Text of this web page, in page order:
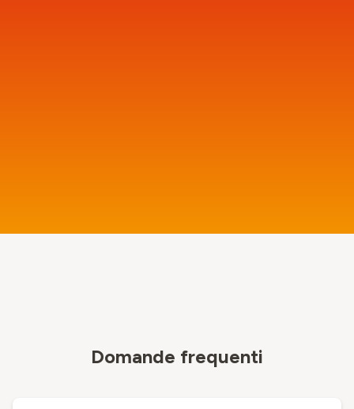
Domande frequenti